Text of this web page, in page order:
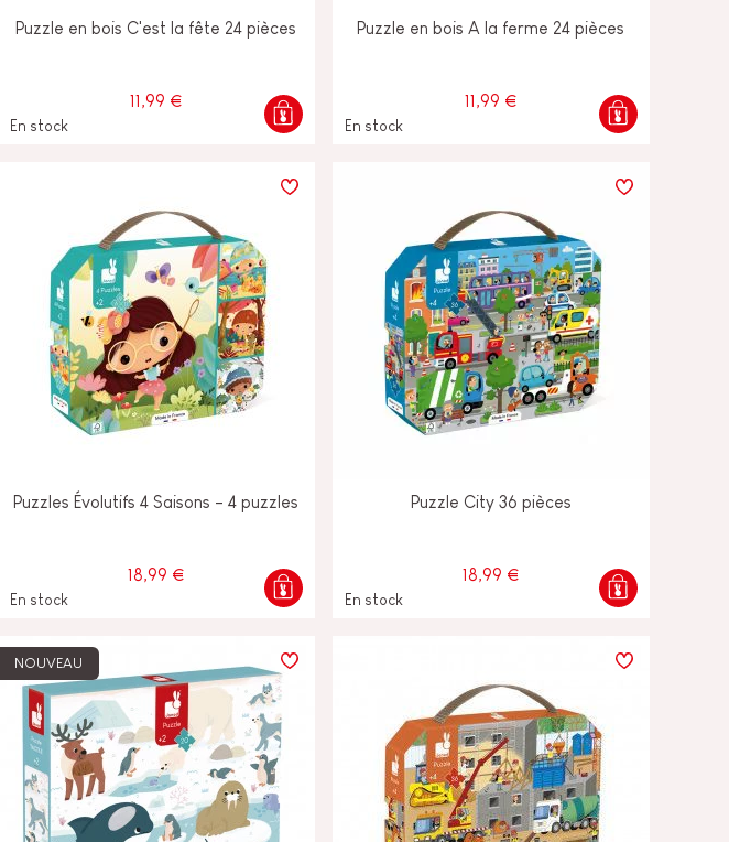
Puzzle en bois C'est la fête 24 pièces
11,99 €
En stock
Puzzle en bois A la ferme 24 pièces
11,99 €
En stock
Puzzles Évolutifs 4 Saisons - 4 puzzles
18,99 €
En stock
Puzzle City 36 pièces
18,99 €
En stock
NOUVEAU